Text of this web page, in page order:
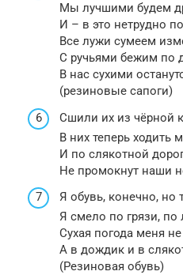
Мы лучшими будем
И – в это нетрудно
Все лужи сумеем
С ручьями бежим по
В нас сухими
(резиновые сапоги)
Сшили их из чёрной
В них теперь
И по слякотной
Не промокнут наши
Я обувь, конечно, но
Я смело по грязи,
Сухая погода меня
А в дождик и в
(Резиновая обувь)